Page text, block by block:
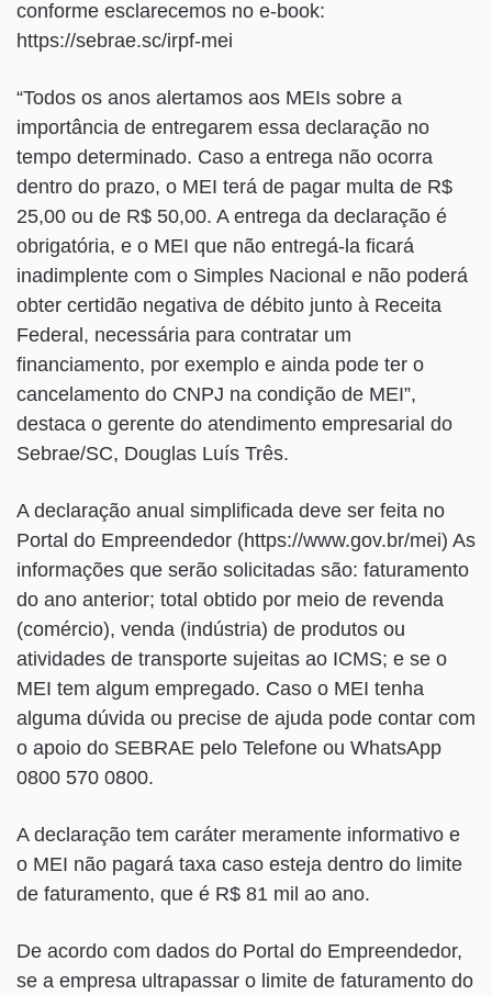
conforme esclarecemos no e-book:
https://sebrae.sc/irpf-mei
“Todos os anos alertamos aos MEIs sobre a
importância de entregarem essa declaração no
tempo determinado. Caso a entrega não ocorra
dentro do prazo, o MEI terá de pagar multa de R$
25,00 ou de R$ 50,00. A entrega da declaração é
obrigatória, e o MEI que não entregá-la ficará
inadimplente com o Simples Nacional e não poderá
obter certidão negativa de débito junto à Receita
Federal, necessária para contratar um
financiamento, por exemplo e ainda pode ter o
cancelamento do CNPJ na condição de MEI”,
destaca o gerente do atendimento empresarial do
Sebrae/SC, Douglas Luís Três.
A declaração anual simplificada deve ser feita no
Portal do Empreendedor (https://www.gov.br/mei) As
informações que serão solicitadas são: faturamento
do ano anterior; total obtido por meio de revenda
(comércio), venda (indústria) de produtos ou
atividades de transporte sujeitas ao ICMS; e se o
MEI tem algum empregado. Caso o MEI tenha
alguma dúvida ou precise de ajuda pode contar com
o apoio do SEBRAE pelo Telefone ou WhatsApp
0800 570 0800.
A declaração tem caráter meramente informativo e
o MEI não pagará taxa caso esteja dentro do limite
de faturamento, que é R$ 81 mil ao ano.
De acordo com dados do Portal do Empreendedor,
se a empresa ultrapassar o limite de faturamento do